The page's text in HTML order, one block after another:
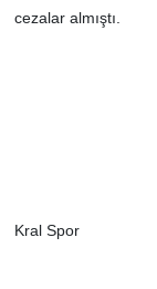
cezalar almıştı.
Kral Spor